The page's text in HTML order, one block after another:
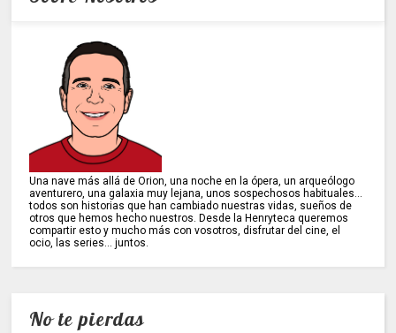
Una nave más allá de Orion, una noche en la ópera, un arqueólogo
aventurero, una galaxia muy lejana, unos sospechosos habituales...
todos son historias que han cambiado nuestras vidas, sueños de
otros que hemos hecho nuestros. Desde la Henryteca queremos
compartir esto y mucho más con vosotros, disfrutar del cine, el
ocio, las series... juntos.
No te pierdas